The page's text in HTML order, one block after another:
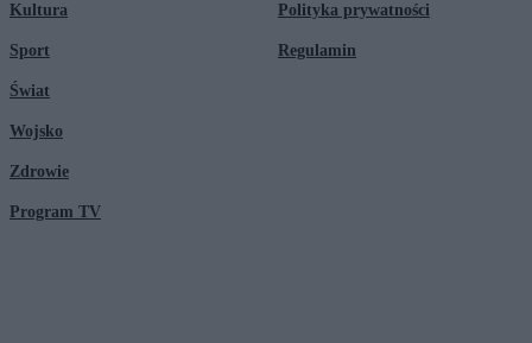
Kultura
Sport
Świat
Wojsko
Zdrowie
Program TV
Polityka prywatności
Regulamin